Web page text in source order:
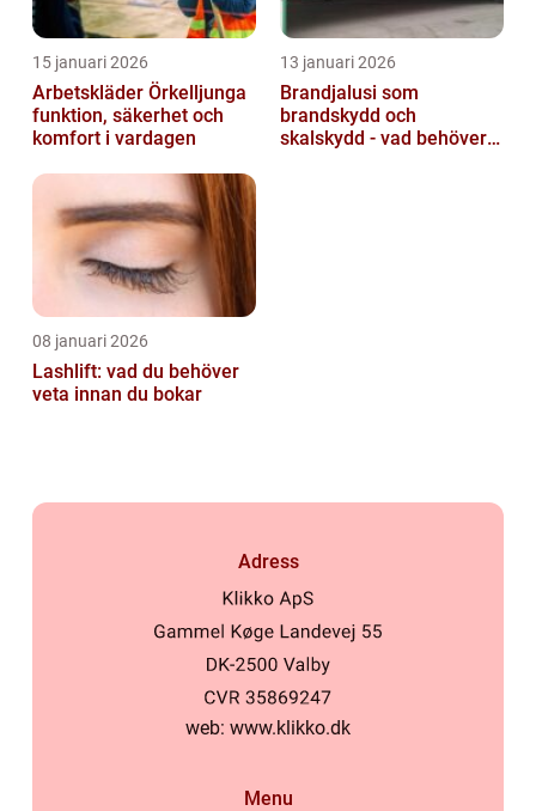
15 januari 2026
Arbetskläder Örkelljunga
funktion, säkerhet och
komfort i vardagen
13 januari 2026
Brandjalusi som
brandskydd och
skalskydd - vad behöver
08 januari 2026
Lashlift: vad du behöver
veta innan du bokar
Adress
web: www.klikko.dk
Menu